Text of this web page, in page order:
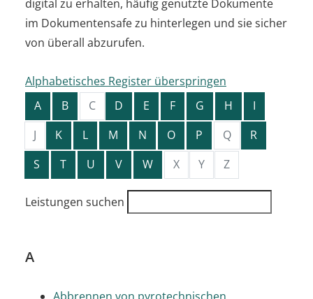
digital zu erhalten, häufig genutzte Dokumente
im Dokumentensafe zu hinterlegen und sie sicher
von überall abzurufen.
Alphabetisches Register überspringen
A
B C D E F G H
I
J
K L M N O P Q
R
S
T U V W X Y Z
Leistungen suchen
A